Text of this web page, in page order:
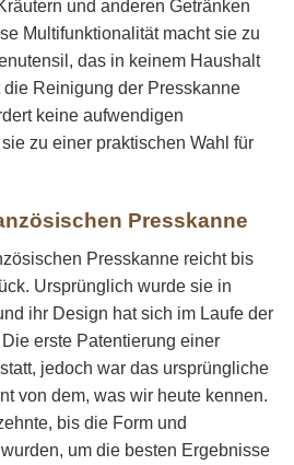
und anderen Getränken
Multifunktionalität macht sie zu
das in keinem Haushalt
Reinigung der Presskanne
keine aufwendigen
zu einer praktischen Wahl für
Presskanne
Presskanne reicht bis
Ursprünglich wurde sie in
ihr Design hat sich im Laufe der
erste Patentierung einer
jedoch war das ursprüngliche
von dem, was wir heute kennen.
bis die Form und
um die besten Ergebnisse